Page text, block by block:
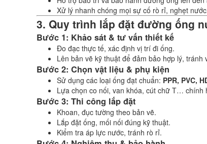
Xử lý nhanh chóng mọi sự cố rò rỉ, nghẹt
3. Quy trình lắp đặt đường ống
Bước 1: Khảo sát & tư vấn thiết kế
Đo đạc thực tế, xác định vị trí đi ống.
Lên bản vẽ kỹ thuật để đảm bảo hợp lý, tránh
Bước 2: Chọn vật liệu & phụ kiện
Sử dụng các loại ống đạt chuẩn: PPR, PVC,
Lựa chọn co nối, van khóa, cút chữ T… chính
Bước 3: Thi công lắp đặt
Khoan, đục tường theo bản vẽ.
Lắp đặt ống, mối nối đúng kỹ thuật.
Kiểm tra áp lực nước, tránh rò rỉ.